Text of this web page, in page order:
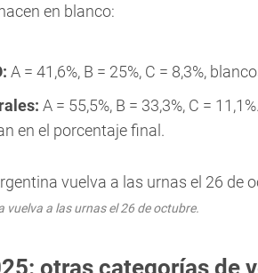
en blanco:
A = 41,6%, B = 25%, C = 8,3%,
A = 55,5%, B = 33,3%, C =
en el porcentaje final.
vuelva a las urnas el 26 de octubre.